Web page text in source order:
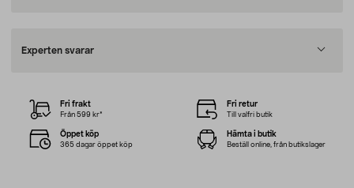
Experten svarar
Fri frakt
Från 599 kr*
Fri retur
Till valfri butik
Öppet köp
365 dagar öppet köp
Hämta i butik
Beställ online, från butikslager